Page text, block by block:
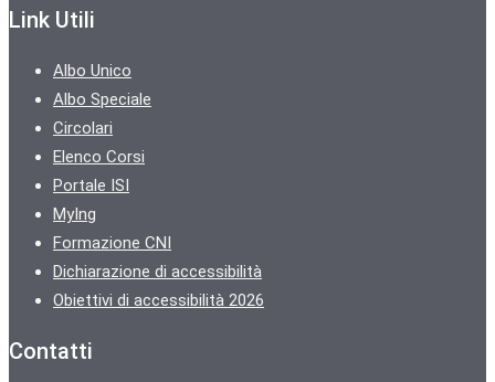
Link Utili
Albo Unico
Albo Speciale
Circolari
Elenco Corsi
Portale ISI
MyIng
Formazione CNI
Dichiarazione di accessibilità
Obiettivi di accessibilità 2026
Contatti